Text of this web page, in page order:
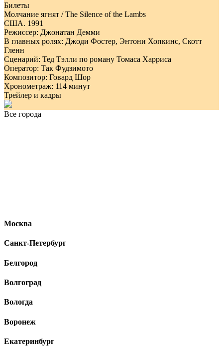
Билеты
Молчание ягнят / The Silence of the Lambs
США. 1991
Режиссер: Джонатан Демми
В главных ролях: Джоди Фостер, Энтони Хопкинс, Скотт
Гленн
Сценарий: Тед Тэлли по роману Томаса Харриса
Оператор: Так Фудзимото
Композитор: Говард Шор
Хронометраж: 114 минут
Трейлер и кадры
Все города
Москва
Санкт-Петербург
Белгород
Волгоград
Вологда
Воронеж
Екатеринбург